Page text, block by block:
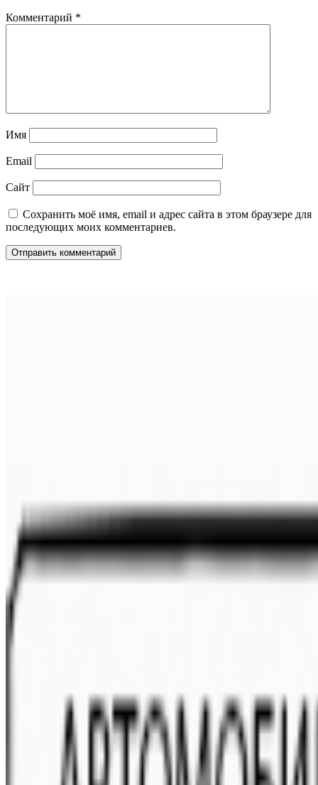
Комментарий *
Имя
Email
Сайт
Сохранить моё имя, email и адрес сайта в этом браузере для
последующих моих комментариев.